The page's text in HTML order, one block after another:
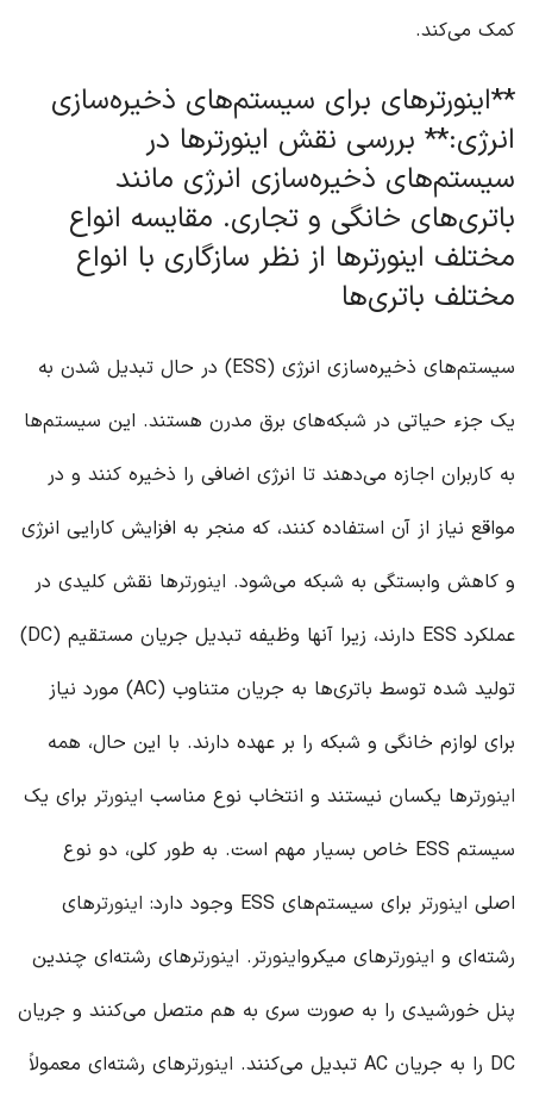
کمک می‌کند.
**اینورترهای برای سیستم‌های ذخیره‌سازی
انرژی:** بررسی نقش اینورترها در
سیستم‌های ذخیره‌سازی انرژی مانند
باتری‌های خانگی و تجاری. مقایسه انواع
مختلف اینورترها از نظر سازگاری با انواع
مختلف باتری‌ها
سیستم‌های ذخیره‌سازی انرژی (ESS) در حال تبدیل شدن به
یک جزء حیاتی در شبکه‌های برق مدرن هستند. این سیستم‌ها
به کاربران اجازه می‌دهند تا انرژی اضافی را ذخیره کنند و در
مواقع نیاز از آن استفاده کنند، که منجر به افزایش کارایی انرژی
و کاهش وابستگی به شبکه می‌شود. اینورترها نقش کلیدی در
عملکرد ESS دارند، زیرا آنها وظیفه تبدیل جریان مستقیم (DC)
تولید شده توسط باتری‌ها به جریان متناوب (AC) مورد نیاز
برای لوازم خانگی و شبکه را بر عهده دارند. با این حال، همه
اینورترها یکسان نیستند و انتخاب نوع مناسب اینورتر برای یک
سیستم ESS خاص بسیار مهم است. به طور کلی، دو نوع
اصلی اینورتر برای سیستم‌های ESS وجود دارد: اینورترهای
رشته‌ای و اینورترهای میکرواینورتر. اینورترهای رشته‌ای چندین
پنل خورشیدی را به صورت سری به هم متصل می‌کنند و جریان
DC را به جریان AC تبدیل می‌کنند.
اینورترهای رشته‌ای معمولاً